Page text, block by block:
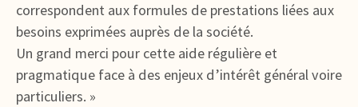
correspondent aux formules de prestations liées aux
besoins exprimées auprès de la société.
Un grand merci pour cette aide régulière et
pragmatique face à des enjeux d’intérêt général voire
particuliers. »